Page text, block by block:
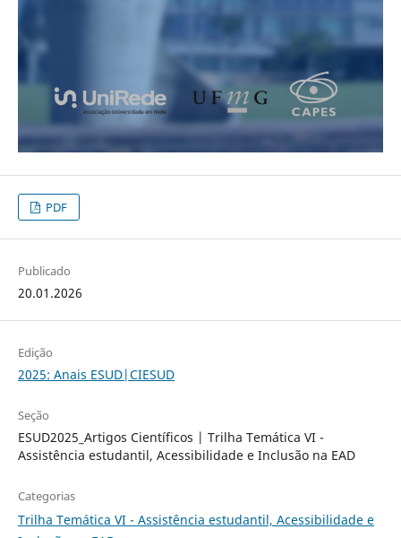
PDF
Publicado
20.01.2026
Edição
2025: Anais ESUD|CIESUD
Seção
ESUD2025_Artigos Científicos | Trilha Temática VI -
Assistência estudantil, Acessibilidade e Inclusão na EAD
Categorias
Trilha Temática VI - Assistência estudantil, Acessibilidade e